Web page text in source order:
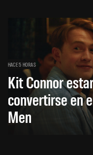
HACE 5 HORAS
Kit Connor
convertirse en
Men